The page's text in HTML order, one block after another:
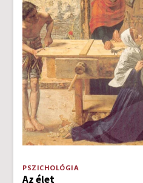
PSZICHOLÓGIA
Az élet